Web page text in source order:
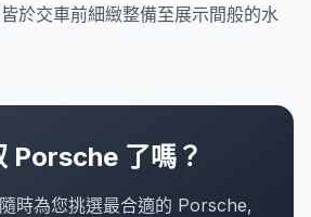
於交車前細緻整備至展示間般的水
Porsche 了嗎？
時為您挑選最合適的 Porsche,